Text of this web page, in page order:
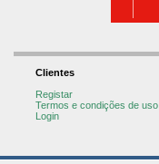
Clientes
Registar
Termos e condições de uso
Login